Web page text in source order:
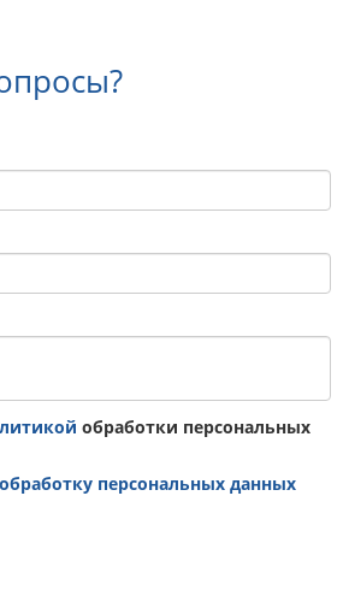
обработки персональных
обработку персональных данных